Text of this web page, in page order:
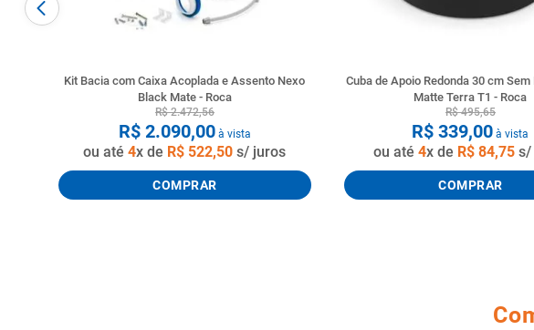
Kit Bacia com Caixa Acoplada e Assento Nexo
Black Mate - Roca
R$ 2.472,56
R$ 2.090,00à vista
ou até4x de R$ 522,50 s/ juros
COMPRAR
Cuba de Apoio Redonda 30 cm
Matte Terra T1 - Roca
R$ 495,65
R$ 339,00 à vista
ou até 4x de R$ 84,75s/
COMPRAR